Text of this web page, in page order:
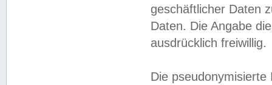
geschäftlicher Daten
Daten. Die Angabe
ausdrücklich freiwillig.
Die